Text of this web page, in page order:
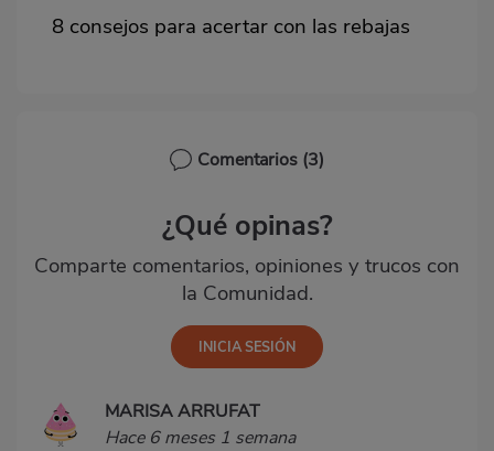
8 consejos para acertar con las rebajas
Comentarios (3)
¿Qué opinas?
Comparte comentarios, opiniones y trucos con
la Comunidad.
MARISA ARRUFAT
Hace 6 meses 1 semana